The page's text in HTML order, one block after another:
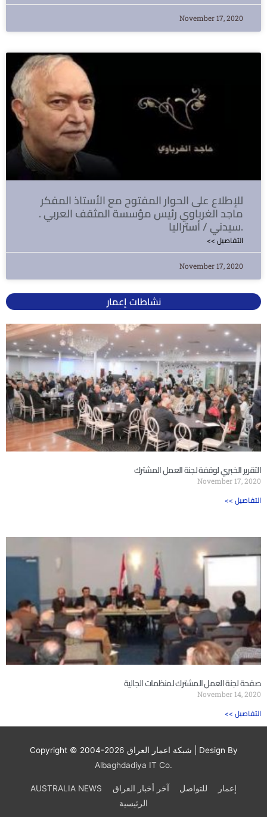
November 17, 2020
للإطلاع على الحوار المفتوح مع الأستاذ المفكر
ماجد الغرباوي رئيس مؤسسة المثقف العربي .
سيدني / أستراليا.
<< التفاصيل
November 17, 2020
نشاطات إعمار
التقرير الخبري لوقفة لجنة العمل المشترك
November 17, 2020
<< التفاصيل
صفحة لجنة العمل المشترك لمنظمات الجالية
November 14, 2020
<< التفاصيل
Copyright © 2004-2026 شبكة اعمار العراق | Design By
Albaghdadiya IT Co.
AUSTRALIA NEWS آخر أخبار العراق للتواصل
إعمار
الرئيسية